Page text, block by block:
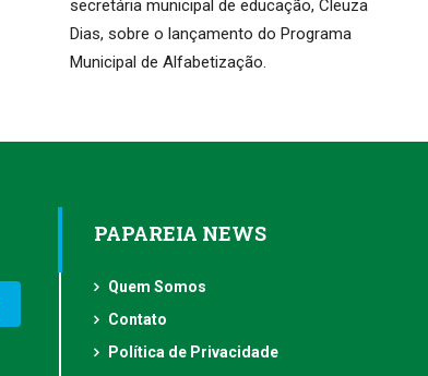
secretária municipal de educação, Cleuza
Dias, sobre o lançamento do Programa
Municipal de Alfabetização.
PAPAREIA NEWS
Quem Somos
Contato
Política de Privacidade